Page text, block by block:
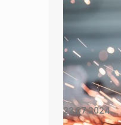
22.07.2024.